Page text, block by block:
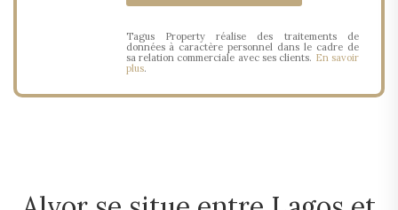
Tagus Property réalise des traitements de
données à caractère personnel dans le cadre de
sa relation commerciale avec ses clients. En savoir
plus.